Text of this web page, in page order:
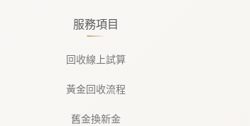
服務項目
回收線上試算
黃金回收流程
舊金換新金